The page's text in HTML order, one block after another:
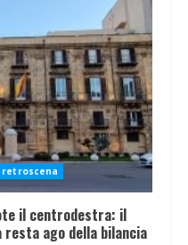
retroscena
il centrodestra: il
resta ago della bilancia